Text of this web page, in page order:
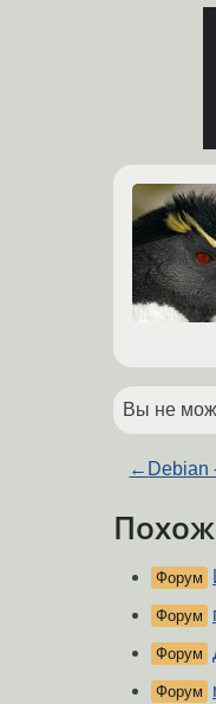
Вы не
← Debian
Форум
Форум
Форум
Форум